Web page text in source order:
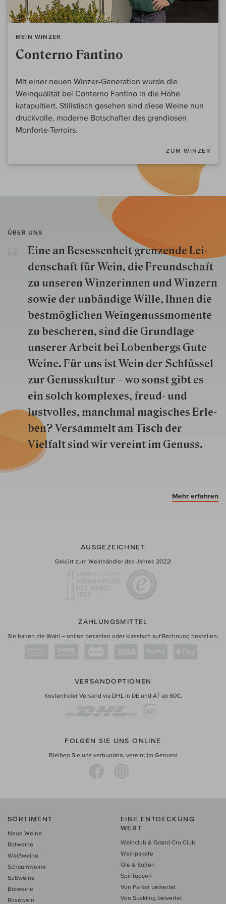
MEIN WINZER
Conterno Fantino
Mit einer neuen Winzer-Generation wurde die
Weinqualität bei Conterno Fantino in die Höhe
katapultiert. Stilistisch gesehen sind diese Weine nun
druckvolle, moderne Botschafter des grandiosen
Monforte-Terroirs.
ZUM WINZER
ÜBER UNS
Eine an Besessenheit gren­zende Lei­
den­schaft für Wein, die Freund­schaft
zu unseren Win­zer­innen und Win­zern
so­wie der un­bän­dige Wille, Ihnen die
best­mög­lich­en Wein­genuss­momente
zu besche­ren, sind die Grund­lage
unserer Arbeit bei Lobenbergs Gute
Weine. Für uns ist Wein der Schlüs­sel
zur Genuss­kultur – wo sonst gibt es
ein solch kom­plexes, freud- und
lustvolles, manchmal ma­gisch­es Er­le­
ben? Versammelt am Tisch der
Vielfalt sind wir ver­eint im Genuss.
Mehr erfahren
AUSGEZEICHNET
Gekürt zum Weinhändler des Jahres 2022!
ZAHLUNGSMITTEL
Sie haben die Wahl – online bezahlen oder klassisch auf Rechnung bestellen.
VERSANDOPTIONEN
Kostenfreier Versand via DHL in DE und AT ab 60€.
FOLGEN SIE UNS ONLINE
Bleiben Sie uns verbunden, vereint im Genuss!
SORTIMENT
Neue Weine
Rotweine
Weißweine
Schaumweine
Süßweine
Bioweine
Roséwein
EINE ENTDECKUNG
WERT
Weinclub & Grand Cru Club
Weinpakete
Öle & Soßen
Spirituosen
Von Parker bewertet
Von Suckling bewertet